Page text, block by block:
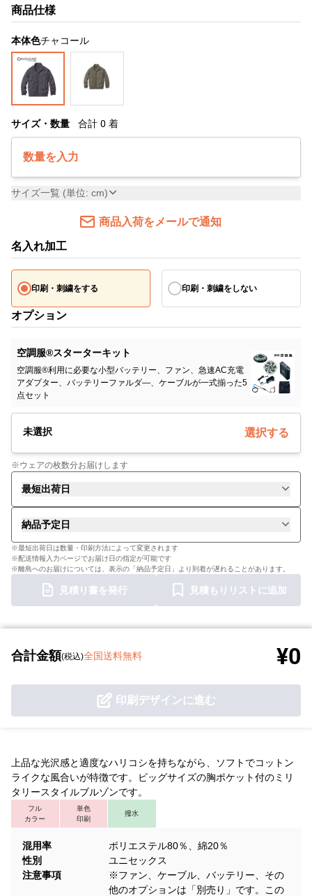
商品仕様
本体色チャコール
サイズ・数量 合計 0 着
数量を入力
サイズ一覧 (単位: cm)
商品入荷をメールで通知
名入れ加工
印刷・刺繍をする 印刷・刺繍をしない
オプション
空調服®スターターキット
空調服®利用に必要な小型バッテリー、ファン、急速AC充電
アダプター、バッテリーファルダ―、ケーブルが一式揃った5
点セット
未選択 選択する
※ウェアの枚数分お届けします
最短出荷日
納品予定日
※最短出荷日は数量・印刷方法によって変更されます
※配送情報入力ページでお届け日の指定が可能です
※離島へのお届けについては、表示の「納品予定日」より到着が遅れることがあります。
見積り書を発行 見積もりリストに追加
合計金額(税込)全国送料無料 ¥0
印刷デザインに進む
上品な光沢感と適度なハリコシを持ちながら、ソフトでコットン
ライクな風合いが特徴です。ビッグサイズの胸ポケット付のミリ
タリースタイルブルゾンです。
フル
カラー
単色
印刷
撥水
混用率
ポリエステル80％、綿20％
性別
ユニセックス
注意事項
※ファン、ケーブル、バッテリー、その
他のオプションは「別売り」です。この